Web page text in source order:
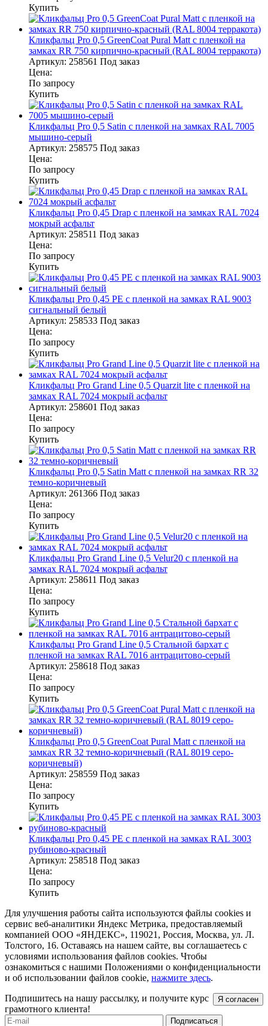
Купить
Кликфальц Pro 0,5 GreenСoat Pural Matt с пленкой на
замках RR 750 кирпично-красный (RAL 8004 терракота)
Артикул: 258561 Под заказ
Цена:
По запросу
Купить
Кликфальц Pro 0,5 Satin с пленкой на замках RAL 7005
мышино-серый
Артикул: 258575 Под заказ
Цена:
По запросу
Купить
Кликфальц Pro 0,45 Drap с пленкой на замках RAL 7024
мокрый асфальт
Артикул: 258511 Под заказ
Цена:
По запросу
Купить
Кликфальц Pro 0,45 PE с пленкой на замках RAL 9003
сигнальный белый
Артикул: 258533 Под заказ
Цена:
По запросу
Купить
Кликфальц Pro Grand Line 0,5 Quarzit lite с пленкой на
замках RAL 7024 мокрый асфальт
Артикул: 258601 Под заказ
Цена:
По запросу
Купить
Кликфальц Pro 0,5 Satin Мatt с пленкой на замках RR 32
темно-коричневый
Артикул: 261366 Под заказ
Цена:
По запросу
Купить
Кликфальц Pro Grand Line 0,5 Velur20 с пленкой на
замках RAL 7024 мокрый асфальт
Артикул: 258611 Под заказ
Цена:
По запросу
Купить
Кликфальц Pro Grand Line 0,5 Стальной бархат с
пленкой на замках RAL 7016 антрацитово-серый
Артикул: 258618 Под заказ
Цена:
По запросу
Купить
Кликфальц Pro 0,5 GreenСoat Pural Matt с пленкой на
замках RR 32 темно-коричневый (RAL 8019 серо-
коричневый)
Артикул: 258559 Под заказ
Цена:
По запросу
Купить
Кликфальц Pro 0,45 PE с пленкой на замках RAL 3003
рубиново-красный
Артикул: 258518 Под заказ
Цена:
По запросу
Купить
Для улучшения работы сайта используются файлы cookies и
сервис веб-аналитики Яндекс Метрика, предоставляемый
компанией ООО «ЯНДЕКС», 119021, Россия, Москва, ул. Л.
Толстого, 16. Оставаясь на нашем сайте, вы соглашаетесь с
условиями использования файлов cookies. Чтобы
ознакомиться с нашими Положениями о конфиденциальности
и об использовании файлов cookie, нажмите здесь.
Я согласен
Подпишитесь на нашу рассылку, и получите курс
грамотного клиента!